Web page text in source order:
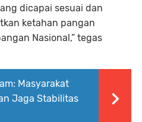
dicapai sesuai dan
ketahan pangan
Nasional,” tegas
Masyarakat
Jaga Stabilitas